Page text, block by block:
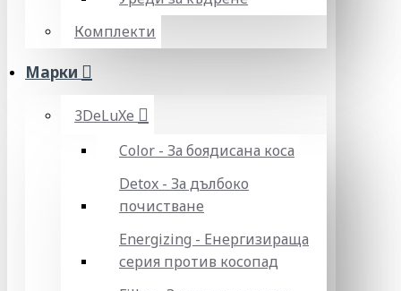
Комплекти
Марки
3DeLuXe
Color - За боядисана коса
Detox - За дълбоко
почистване
Energizing - Енергизираща
серия против косопад